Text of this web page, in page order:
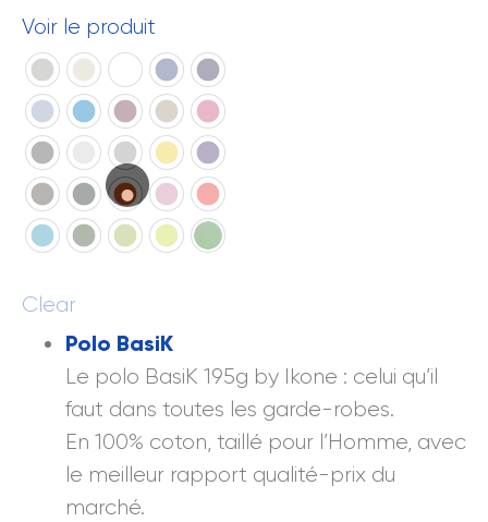
Voir le produit
Clear
Polo BasiK
Le polo BasiK 195g by Ikone : celui qu’il
faut dans toutes les garde-robes.
En 100% coton, taillé pour l’Homme, avec
le meilleur rapport qualité-prix du
marché.